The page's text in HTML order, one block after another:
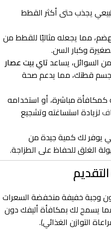
يجذب حتى أكثر القطط
مما يجعله مثاليًا للقطط من
وكبار السن.
السوائل، يساعدتاي بيت عصار
قطتك، مما يدعم صحة
مباشرة، أو استخدامه
لزيادة استساغته وتشجيع
يوفر لك كمية جيدة من
الغلق للحفاظ على الطزاجة.
وجبة خفيفة منخفضة السعرات
مما يسمح لك بمكافأة أليفك دون
التوازن الغذائي).